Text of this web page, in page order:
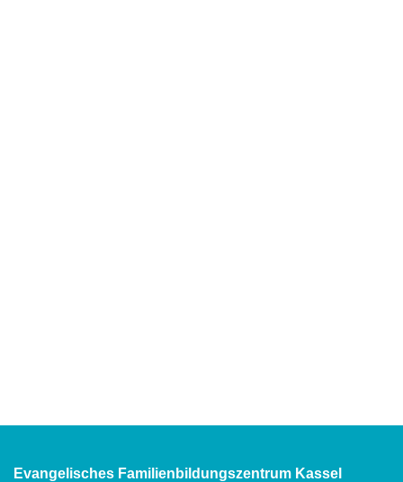
Evangelisches Familienbildungszentrum Kassel